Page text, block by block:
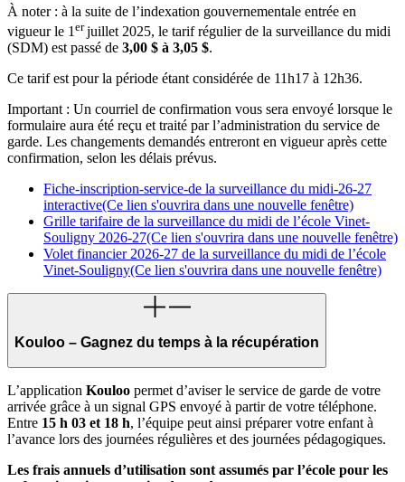
À noter : à la suite de l’indexation gouvernementale entrée en
vigueurle 1erjuillet2025, le tarifrégulierde la surveillance du midi
(SDM) estpassé de 3,00 $ à 3,05 $.
Ce tarif est pour la période étant considérée de 11h17 à 12h36.
Important : Un courriel de confirmation vous sera envoyé lorsque le
formulaire aura été reçu et traité par l’administration du service de
garde. Les changements demandés entreront en vigueur après cette
confirmation, selon les délais prévus.
Fiche-inscription-service-de la surveillance du midi-26-27
interactive(Ce lien s'ouvrira dans une nouvelle fenêtre)
Grille tarifaire de la surveillance du midi de l’école Vinet-
Souligny 2026-27(Ce lien s'ouvrira dans une nouvelle fenêtre)
Volet financier 2026-27 de la surveillance du midi de l’école
Vinet-Souligny(Ce lien s'ouvrira dans une nouvelle fenêtre)
Kouloo – Gagnez du temps à la récupération
L’application Kouloo permet d’aviser le service de garde de votre
arrivée grâce à un signal GPS envoyé à partir de votre téléphone.
Entre 15 h 03 et 18 h, l’équipe peut ainsi préparer votre enfant à
l’avance lors des journées régulières et des journées pédagogiques.
Les frais annuels d’utilisation sont assumés par l’école pour les